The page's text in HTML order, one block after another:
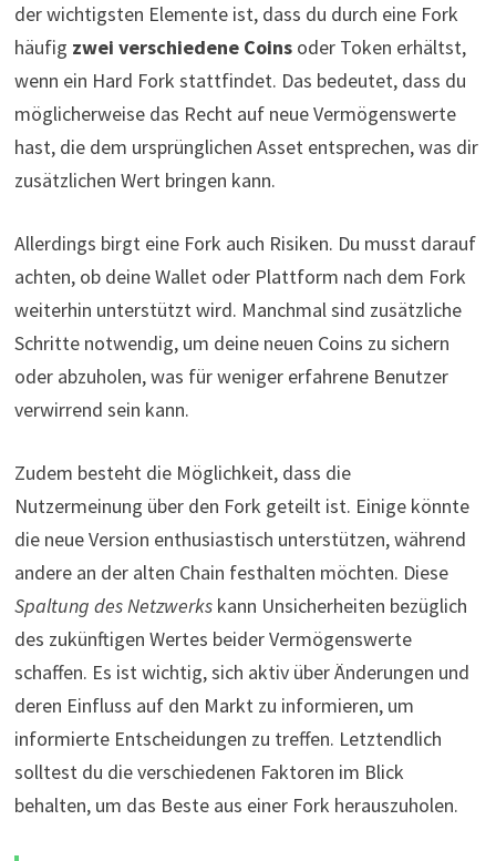
der wichtigsten Elemente ist, dass du durch eine Fork
häufig zwei verschiedene Coinsoder Token erhältst,
wenn ein Hard Fork stattfindet. Das bedeutet, dass du
möglicherweise das Recht auf neue Vermögenswerte
hast, die dem ursprünglichen Asset entsprechen, was dir
zusätzlichen Wert bringen kann.
Allerdings birgt eine Fork auch Risiken. Du musst darauf
achten, ob deine Wallet oder Plattform nach dem Fork
weiterhin unterstützt wird. Manchmal sind zusätzliche
Schritte notwendig, um deine neuen Coins zu sichern
oder abzuholen, was für weniger erfahrene Benutzer
verwirrend sein kann.
Zudem besteht die Möglichkeit, dass die
Nutzermeinung über den Fork geteilt ist. Einige könnte
die neue Version enthusiastisch unterstützen, während
andere an der alten Chain festhalten möchten. Diese
Spaltung des Netzwerkskann Unsicherheiten bezüglich
des zukünftigen Wertes beider Vermögenswerte
schaffen. Es ist wichtig, sich aktiv über Änderungen und
deren Einfluss auf den Markt zu informieren, um
informierte Entscheidungen zu treffen. Letztendlich
solltest du die verschiedenen Faktoren im Blick
behalten, um das Beste aus einer Fork herauszuholen.